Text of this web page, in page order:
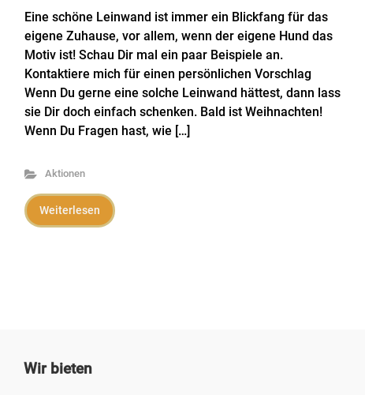
Eine schöne Leinwand ist immer ein Blickfang für das
eigene Zuhause, vor allem, wenn der eigene Hund das
Motiv ist! Schau Dir mal ein paar Beispiele an.
Kontaktiere mich für einen persönlichen Vorschlag
Wenn Du gerne eine solche Leinwand hättest, dann lass
sie Dir doch einfach schenken. Bald ist Weihnachten!
Wenn Du Fragen hast, wie […]
Aktionen
Weiterlesen
Wir bieten